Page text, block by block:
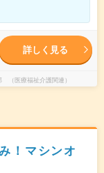
詳しく見る
（医療福祉介護関連）
！マシンオ